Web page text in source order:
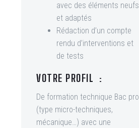
avec des éléments neufs
et adaptés
Rédaction d’un compte
rendu d’interventions et
de tests
VOTRE PROFIL :
De formation technique Bac pro
(type micro-techniques,
mécanique…) avec une